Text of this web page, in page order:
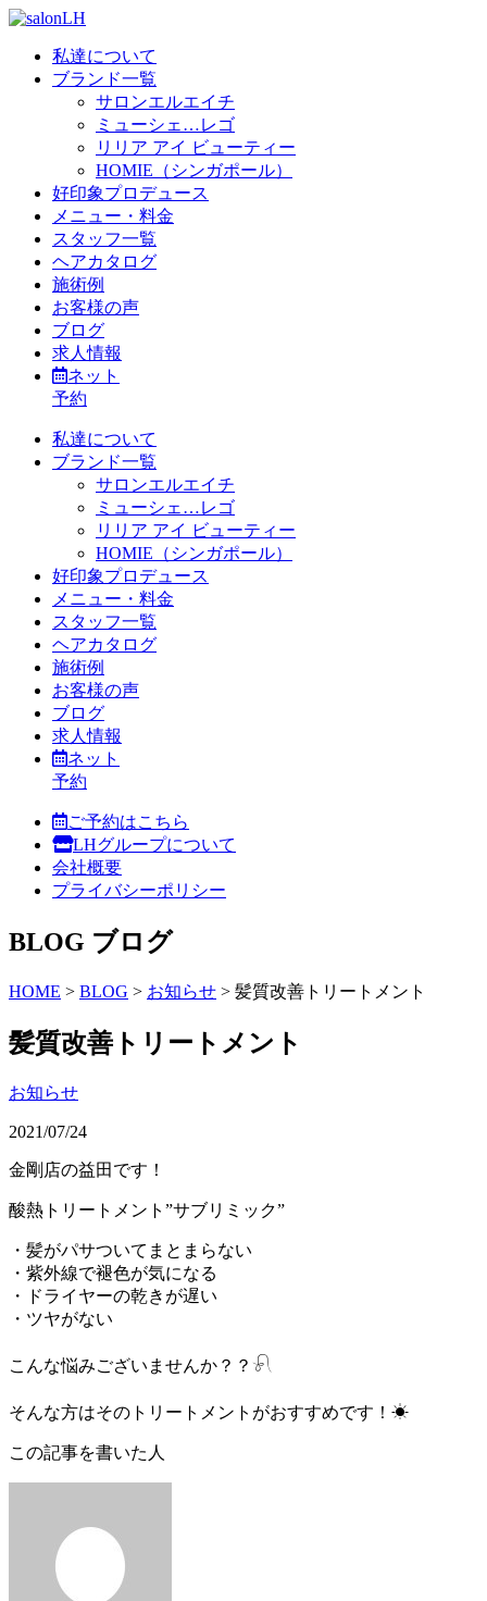
私達について
ブランド一覧
サロンエルエイチ
ミューシェ…レゴ
リリア アイ ビューティー
HOMIE（シンガポール）
好印象プロデュース
メニュー・料金
スタッフ一覧
ヘアカタログ
施術例
お客様の声
ブログ
求人情報
ネット
予約
私達について
ブランド一覧
サロンエルエイチ
ミューシェ…レゴ
リリア アイ ビューティー
HOMIE（シンガポール）
好印象プロデュース
メニュー・料金
スタッフ一覧
ヘアカタログ
施術例
お客様の声
ブログ
求人情報
ネット
予約
ご予約はこちら
LHグループについて
会社概要
プライバシーポリシー
BLOG ブログ
HOME > BLOG > お知らせ > 髪質改善トリートメント
髪質改善トリートメント
お知らせ
2021/07/24
金剛店の益田です！
酸熱トリートメント”サブリミック”
・髪がパサついてまとまらない
・紫外線で褪色が気になる
・ドライヤーの乾きが遅い
・ツヤがない
こんな悩みございませんか？？𓍯
そんな方はそのトリートメントがおすすめです！☀︎
この記事を書いた人